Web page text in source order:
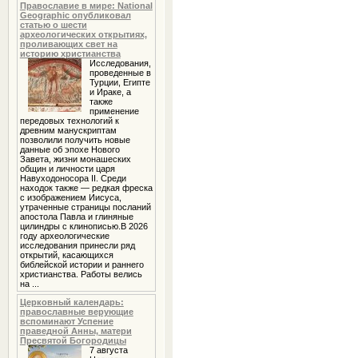
Православие в мире: National
Geographic опубликовал
статью о шести
археологических открытиях,
проливающих свет на
историю христианства
Исследования,
проведенные в
Турции, Египте
и Ираке, а
также
применение
передовых технологий к
древним манускриптам
позволили получить новые
данные об эпохе Нового
Завета, жизни монашеских
общин и личности царя
Навуходоносора II. Среди
находок также — редкая фреска
с изображением Иисуса,
утраченные страницы посланий
апостола Павла и глиняные
цилиндры с клинописью.В 2026
году археологические
исследования принесли ряд
открытий, касающихся
библейской истории и раннего
христианства. Работы велись
на ...
Церковный календарь:
православные верующие
вспоминают Успение
праведной Анны, матери
Пресвятой Богородицы
7 августа